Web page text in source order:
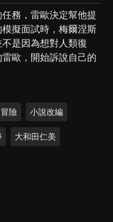
務，雷歐決定幫他提
擬面試時，梅爾涅斯
是因為想對人類復
歐，開始訴說自己的
冒險 小說改編
大和田仁美